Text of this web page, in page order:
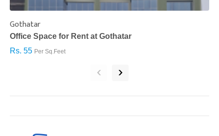
Gothatar
Office Space for Rent at Gothatar
Rs. 55 Per Sq.Feet
‹ ›